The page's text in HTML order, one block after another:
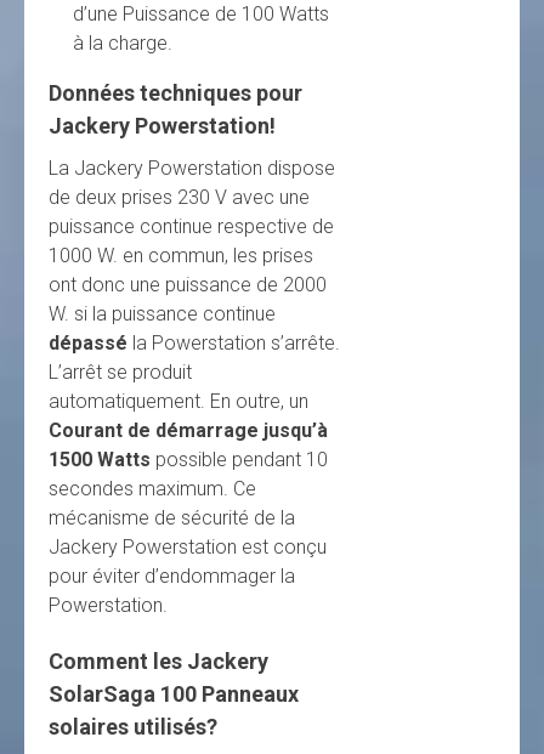
d’une Puissance de 100 Watts
à la charge.
Données techniques pour
Jackery Powerstation!
La Jackery Powerstation dispose
de deux prises 230 V avec une
puissance continue respective de
1000 W. en commun, les prises
ont donc une puissance de 2000
W. si la puissance continue
dépassé la Powerstation s’arrête.
L’arrêt se produit
automatiquement. En outre, un
Courant de démarrage jusqu’à
1500 Watts possible pendant 10
secondes maximum. Ce
mécanisme de sécurité de la
Jackery Powerstation est conçu
pour éviter d’endommager la
Powerstation.
Comment les Jackery
SolarSaga 100 Panneaux
solaires utilisés?